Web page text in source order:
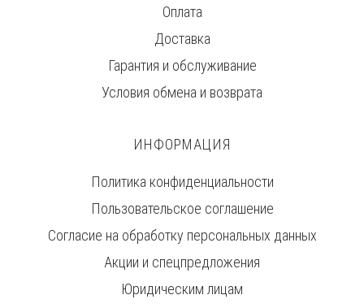
Оплата
Доставка
Гарантия и обслуживание
Условия обмена и возврата
ИНФОРМАЦИЯ
Политика конфиденциальности
Пользовательское соглашение
Согласие на обработку персональных данных
Акции и спецпредложения
Юридическим лицам